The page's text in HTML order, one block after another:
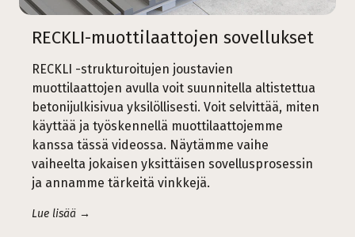
RECKLI-muottilaattojen sovellukset
RECKLI -strukturoitujen joustavien
muottilaattojen avulla voit suunnitella altistettua
betonijulkisivua yksilöllisesti. Voit selvittää, miten
käyttää ja työskennellä muottilaattojemme
kanssa tässä videossa. Näytämme vaihe
vaiheelta jokaisen yksittäisen sovellusprosessin
ja annamme tärkeitä vinkkejä.
Lue lisää →